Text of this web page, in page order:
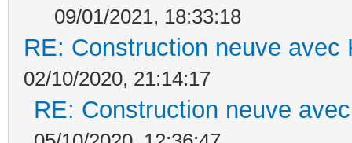
09/01/2021, 18:33:18
RE: Construction neuve avec
02/10/2020, 21:14:17
RE: Construction neuve